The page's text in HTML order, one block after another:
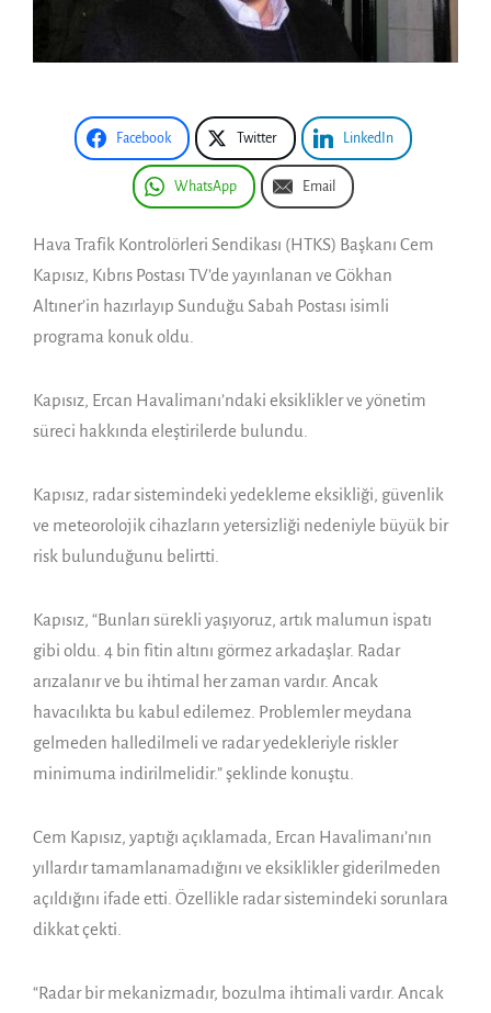
Facebook Twitter LinkedIn
WhatsApp Email
Hava Trafik Kontrolörleri Sendikası (HTKS) Başkanı Cem
Kapısız, Kıbrıs Postası TV’de yayınlanan ve Gökhan
Altıner’in hazırlayıp Sunduğu Sabah Postası isimli
programa konuk oldu.
Kapısız, Ercan Havalimanı’ndaki eksiklikler ve yönetim
süreci hakkında eleştirilerde bulundu.
Kapısız, radar sistemindeki yedekleme eksikliği, güvenlik
ve meteorolojik cihazların yetersizliği nedeniyle büyük bir
risk bulunduğunu belirtti.
Kapısız, “Bunları sürekli yaşıyoruz, artık malumun ispatı
gibi oldu. 4 bin fitin altını görmez arkadaşlar. Radar
arızalanır ve bu ihtimal her zaman vardır. Ancak
havacılıkta bu kabul edilemez. Problemler meydana
gelmeden halledilmeli ve radar yedekleriyle riskler
minimuma indirilmelidir.” şeklinde konuştu.
Cem Kapısız, yaptığı açıklamada, Ercan Havalimanı’nın
yıllardır tamamlanamadığını ve eksiklikler giderilmeden
açıldığını ifade etti. Özellikle radar sistemindeki sorunlara
dikkat çekti.
“Radar bir mekanizmadır, bozulma ihtimali vardır. Ancak